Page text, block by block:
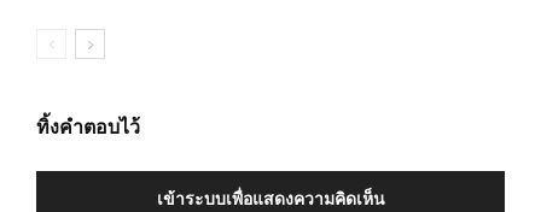
ทิ้งคำตอบไว้
เข้าระบบเพื่อแสดงความคิดเห็น